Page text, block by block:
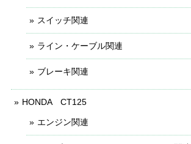
スイッチ関連
ライン・ケーブル関連
ブレーキ関連
HONDA CT125
エンジン関連